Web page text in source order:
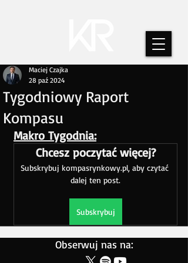
Tygodniowy Raport
Kompasu
Maciej Czajka
28 paź 2024
Makro Tygodnia:
Chcesz poczytać więcej?
Subskrybuj kompasrynkowy.pl, aby czytać
dalej ten post.
Subskrybuj
Obserwuj nas na: